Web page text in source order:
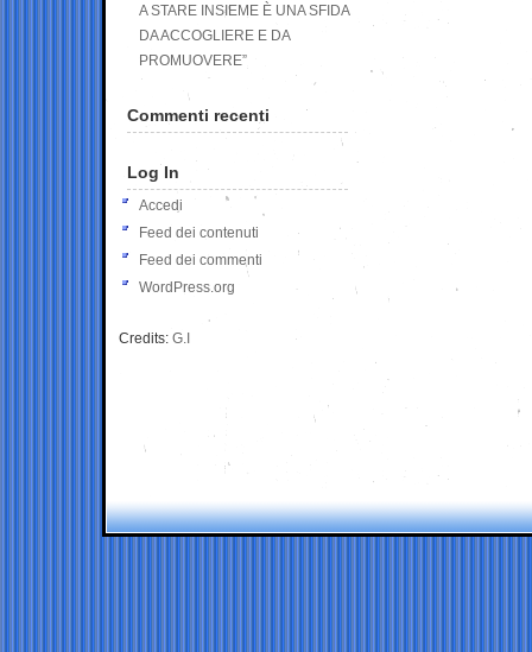
A STARE INSIEME È UNA SFIDA
DA ACCOGLIERE E DA
PROMUOVERE”
Commenti recenti
Log In
Accedi
Feed dei contenuti
Feed dei commenti
WordPress.org
Credits: G.I